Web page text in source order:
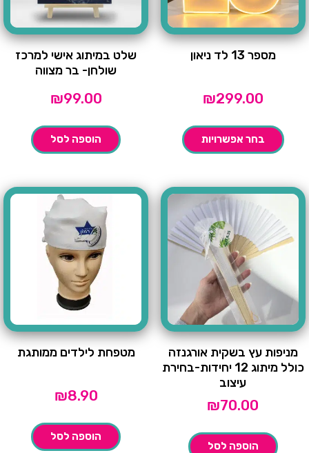
מספר 13 לד ניאון
₪299.00
בחר אפשרויות
שלט במיתוג אישי למרכז
שולחן- בר מצווה
₪99.00
הוספה לסל
מניפות עץ בשקית אורגנזה
כולל מיתוג 12 יחידות-בחירת
עיצוב
₪70.00
הוספה לסל
מטפחת לילדים ממותגת
₪8.90
הוספה לסל